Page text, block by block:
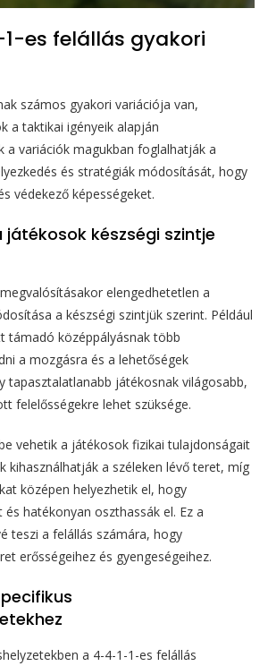
es felállás gyakori
számos gyakori variációja van,
a taktikai igényeik alapján
a variációk magukban foglalhatják a
és stratégiák módosítását, hogy
védekező képességeket.
készségi szintje
elengedhetetlen a
a készségi szintjük szerint. Például
támadó középpályásnak több
a mozgásra és a lehetőségek
tapasztalatlanabb játékosnak világosabb,
felelősségekre lehet szüksége.
vehetik a játékosok fizikai tulajdonságait
kihasználhatják a széleken lévő teret, míg
középen helyezhetik el, hogy
hatékonyan oszthassák el. Ez a
teszi a felállás számára, hogy
erősségeihez és gyengeségeihez.
a 4-4-1-1-es felállás